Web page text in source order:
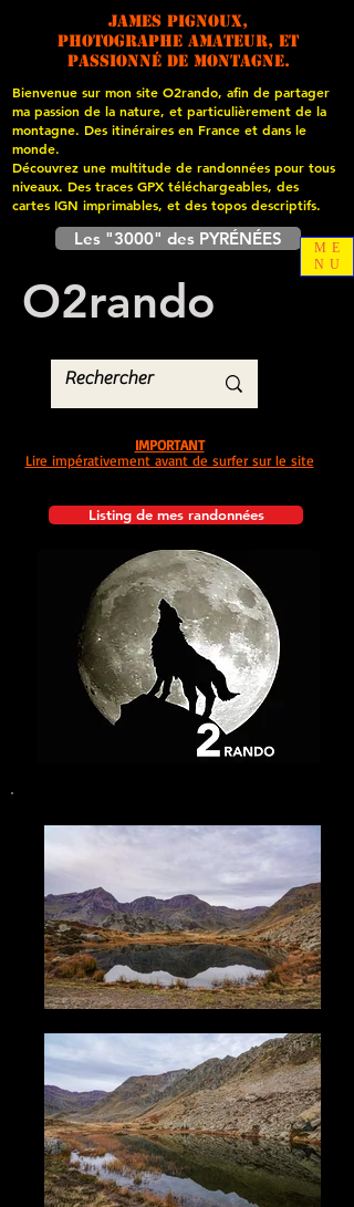
James PIGNOUX,
photographe amateur, et
passionné de montagne.
Bienvenue sur mon site O2rando, afin de partager
ma passion de la nature, et particulièrement de la
montagne. Des itinéraires en France et dans le
monde.
Découvrez une multitude de randonnées pour tous
niveaux. Des traces GPX téléchargeables, des
cartes IGN imprimables, et des topos descriptifs.
Les "3000" des PYRÉNÉES
O2rando
Listing de mes randonnées
IMPORTANT
Lire impérativement avant de surfer sur le site
ME
NU